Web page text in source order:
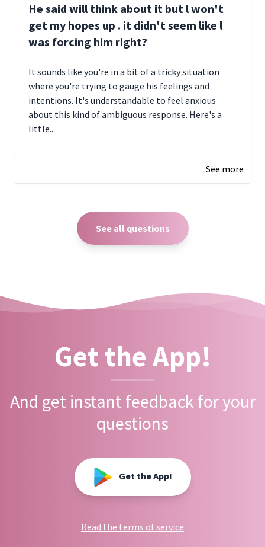
He said will think about it but l won't
get my hopes up . it didn't seem like l
was forcing him right?
It sounds like you're in a bit of a tricky situation
where you're trying to gauge his feelings and
intentions. It's understandable to feel anxious
about this kind of ambiguous response. Here's a
little...
See more
See all questions
Get the App!
And get instant feedback for your
questions
Get the App!
Read the terms of service